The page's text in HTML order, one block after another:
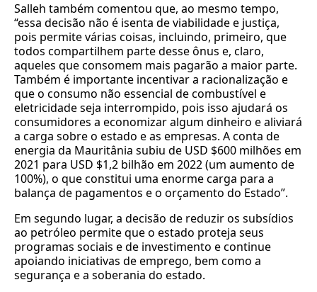
Salleh também comentou que, ao mesmo tempo,
“essa decisão não é isenta de viabilidade e justiça,
pois permite várias coisas, incluindo, primeiro, que
todos compartilhem parte desse ônus e, claro,
aqueles que consomem mais pagarão a maior parte.
Também é importante incentivar a racionalização e
que o consumo não essencial de combustível e
eletricidade seja interrompido, pois isso ajudará os
consumidores a economizar algum dinheiro e aliviará
a carga sobre o estado e as empresas. A conta de
energia da Mauritânia subiu de USD $600 milhões em
2021 para USD $1,2 bilhão em 2022 (um aumento de
100%), o que constitui uma enorme carga para a
balança de pagamentos e o orçamento do Estado”.
Em segundo lugar, a decisão de reduzir os subsídios
ao petróleo permite que o estado proteja seus
programas sociais e de investimento e continue
apoiando iniciativas de emprego, bem como a
segurança e a soberania do estado.